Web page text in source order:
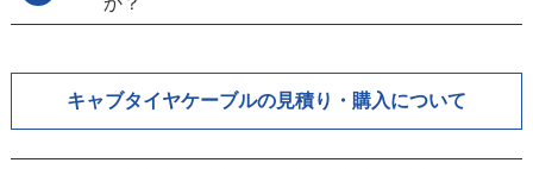
キャブタイヤケーブルの見積り・購入について